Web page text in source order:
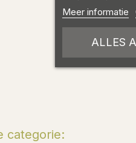
categorie:
Meer informatie
ALLES